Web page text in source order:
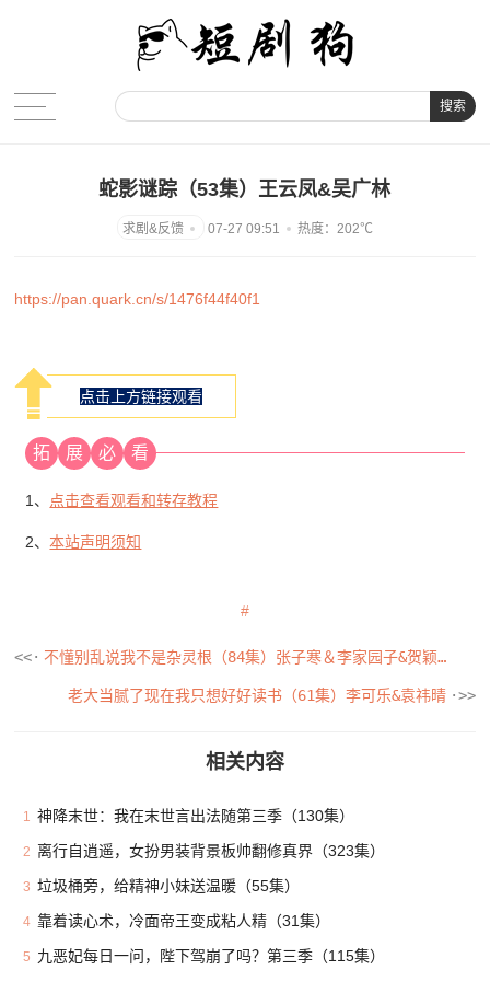
搜索
蛇影谜踪（53集）王云凤&吴广林
07-27 09:51 热度：202℃
https://pan.quark.cn/s/1476f44f40f1
点击上方链接观看
拓 展 必 看
1、 点击查看观看和转存教程
2、本站声明须知
不懂别乱说我不是杂灵根（84集）张子寒＆李家园子&贺颖怡&范宣梓棋&常六六
老大当腻了现在我只想好好读书（61集）李可乐&袁祎晴
相关内容
1 神降末世：我在末世言出法随第三季（130集）
2 离行自逍遥，女扮男装背景板帅翻修真界（323集）
3 垃圾桶旁，给精神小妹送温暖（55集）
4 靠着读心术，冷面帝王变成粘人精（31集）
5 九恶妃每日一问，陛下驾崩了吗？第三季（115集）